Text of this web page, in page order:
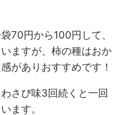
70円から100円して、
ますが、柿の種はおか
がありおすすめです！
さび味3回続くと一回
ます。